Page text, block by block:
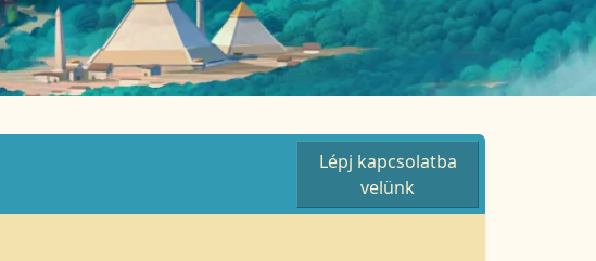
Lépj kapcsolatba
velünk